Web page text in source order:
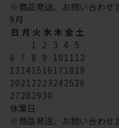
※商品発送、お問い合わせ
9月
日 月 火 水 木 金 土
1 2 3 4 5
6 7 8 9 101112
13141516171819
20212223242526
27282930
休業日
※商品発送、お問い合わせ